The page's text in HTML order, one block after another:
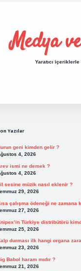
Medya
Yaratıcı
Yazılar
geni kimden gelir ?
4, 2026
ismi ne demek ?
4, 2026
sesine müzik nasıl eklenir ?
29, 2026
çalışma ödeneği ne zamana
27, 2026
Türkiye distribütörü
25, 2026
durması ilk hangi organa
23, 2026
Babol haram mıdır ?
21, 2026